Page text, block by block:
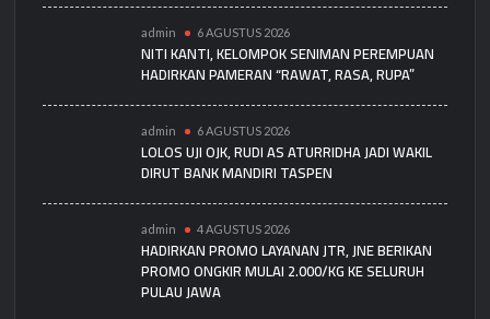
admin 6 AGUSTUS 2026
NITI KANTI, KELOMPOK SENIMAN PEREMPUAN
HADIRKAN PAMERAN “RAWAT, RASA, RUPA”
admin 6 AGUSTUS 2026
LOLOS UJI OJK, RUDI AS ATURRIDHA JADI WAKIL
DIRUT BANK MANDIRI TASPEN
admin 4 AGUSTUS 2026
HADIRKAN PROMO LAYANAN JTR, JNE BERIKAN
PROMO ONGKIR MULAI 2.000/KG KE SELURUH
PULAU JAWA